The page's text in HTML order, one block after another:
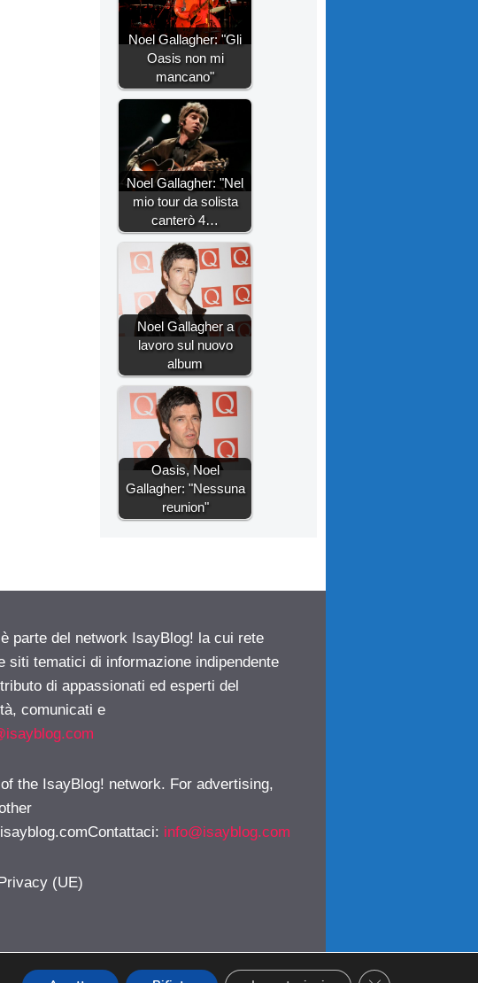
Noel Gallagher: "Gli
Oasis non mi
mancano"
Noel Gallagher: "Nel
mio tour da solista
canterò 4…
Noel Gallagher a
lavoro sul nuovo
album
Oasis, Noel
Gallagher: "Nessuna
reunion"
è parte del network IsayBlog! la cui rete
siti tematici di informazione indipendente
di appassionati ed esperti del
comunicati e
the IsayBlog! network. For advertising,
: info@isayblog.com
(UE)